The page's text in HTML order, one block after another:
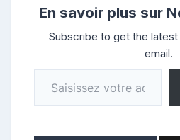
En savoir plus sur
Subscribe to get the
email.
Saisissez votre adresse e-mail…